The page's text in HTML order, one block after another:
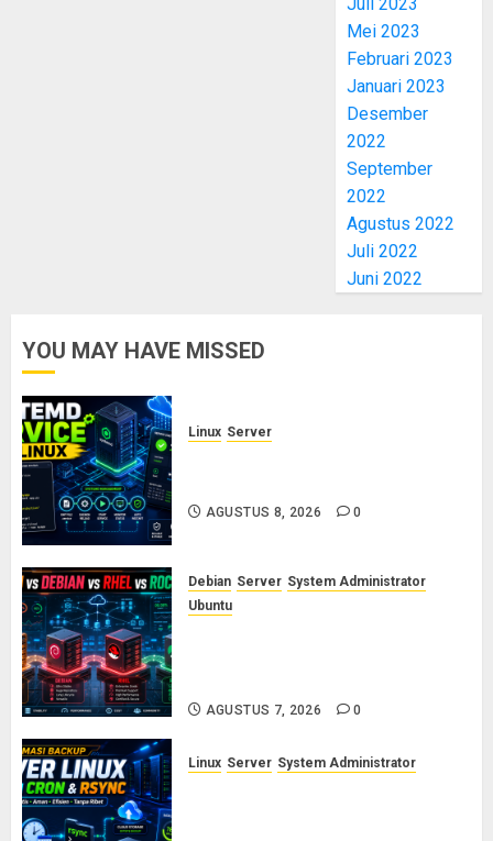
Mei 2023
Februari 2023
Januari 2023
Desember
2022
September
2022
Agustus 2022
Juli 2022
Juni 2022
YOU MAY HAVE MISSED
Linux Server
AGUSTUS 8, 2026 0
Debian Server System Administrator
Ubuntu
AGUSTUS 7, 2026 0
Linux Server System Administrator